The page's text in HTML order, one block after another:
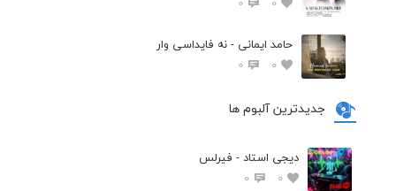
حامد ایمانی - نه فایداسی وار
0
0
جدیدترین آلبوم ها
دیجی استاد - فیرلس
0
0